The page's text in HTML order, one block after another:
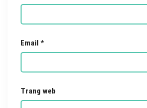
Email *
Trang web